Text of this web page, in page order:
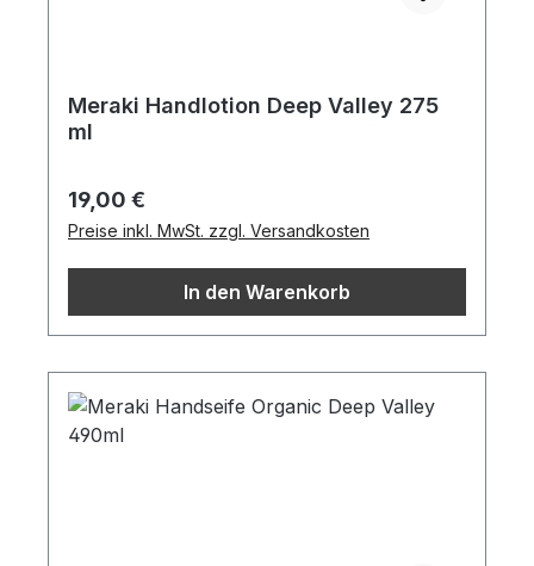
Meraki Handlotion Deep Valley 275
ml
Regulärer Preis:
19,00 €
Preise inkl. MwSt. zzgl. Versandkosten
In den Warenkorb